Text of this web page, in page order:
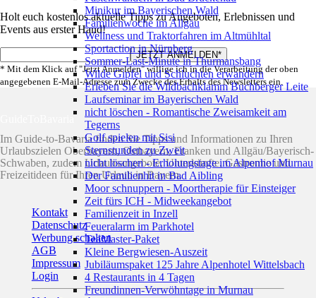
Holt euch kostenlos aktuelle Tipps zu Angeboten, Erlebnissen und
Events aus erster Hand!
* Mit dem Klick auf "Jetzt Anmelden" willige ich in die Verarbeitung der oben
angegebenen E-Mail-Adresse zum Zwecke des Erhalts des Newsletters ein.
Im Guide-to-Bavaria finden Sie Tipps und Informationen zu Ihren
Urlaubszielen Oberbayern, Ostbayern, Franken und Allgäu/Bayerisch-
Schwaben, zudem Urlaubsangebote, Unterkünfte, Gastromie und
Freizeitideen für Ihren Urlaub in Bayern.
Kontakt
Datenschutz
Werbung schalten
AGB
Impressum
Login
Minikur im Bayerischen Wald
Familienwoche im Allgäu
Wellness und Traktorfahren im Altmühltal
Sportaction in Nürnberg
Sommer-Last-Minute in Thurmansbang
Wilde Gipfel und Schluchten erwandern
Erleben Sie die Wildbachklamm Buchberger Leite
Laufseminar im Bayerischen Wald
nicht löschen - Romantische Zweisamkeit am
Tegerns
Golf spielen mit Sisi
Sternstunden zu Zweit
nicht löschen - Erholungstage im Alpenhof Murnau
Der Familienhit in Bad Aibling
Moor schnuppern - Moortherapie für Einsteiger
Zeit fürs ICH - Midweekangebot
Familienzeit in Inzell
Feueralarm im Parkhotel
TeaMaster-Paket
Kleine Bergwiesen-Auszeit
Jubiläumspaket 125 Jahre Alpenhotel Wittelsbach
4 Restaurants in 4 Tagen
Freundinnen-Verwöhntage in Murnau